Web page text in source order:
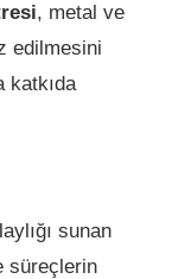
, metal ve
edilmesini
katkıda
sunan
süreçlerin